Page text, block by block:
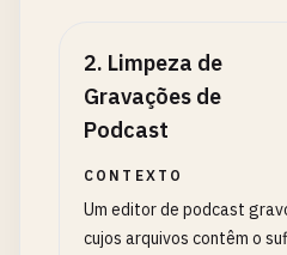
2. Limpeza de
Gravações de
Podcast
CONTEXTO
Um editor de podcast
cujos arquivos contêm o